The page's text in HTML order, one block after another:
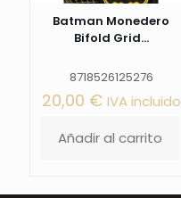
Batman Monedero
Bifold Grid...
8718526125276
20,00 € IVA incluido
Añadir al carrito